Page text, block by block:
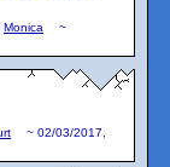
Monica
~
~ 02/03/2017,